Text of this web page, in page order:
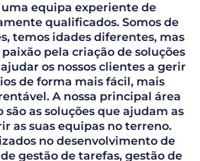
equipa experiente de
qualificados. Somos de
temos idades diferentes, mas
pela criação de soluções
os nossos clientes a gerir
de forma mais fácil, mais
A nossa principal área
são as soluções que ajudam as
as suas equipas no terreno.
no desenvolvimento de
gestão de tarefas, gestão de